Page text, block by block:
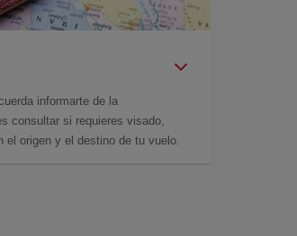
informarte de la
consultar si requieres visado,
el origen y el destino de tu vuelo.